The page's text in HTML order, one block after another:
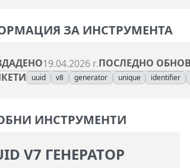
ЗА ИНСТРУМЕНТА
19.04.2026 г.ПОСЛЕДНО
uuid v8 generator unique identifier
ИНСТРУМЕНТИ
V7 ГЕНЕРАТОР